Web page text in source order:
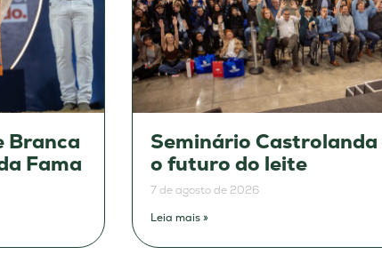
Branca
Fama
Seminário
o futuro do leite
7 de agosto de 2026
Leia mais »